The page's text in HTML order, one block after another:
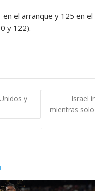
el arranque y 125 en
y 122).
y
Israel
mientras